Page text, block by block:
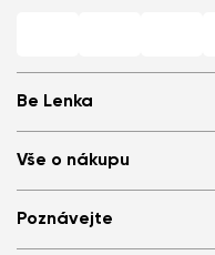
Be Lenka
Store Locator
O nás
Be Lenka v médiích
Cookies
Vše o nákupu
Přihlášení
Poznávejte